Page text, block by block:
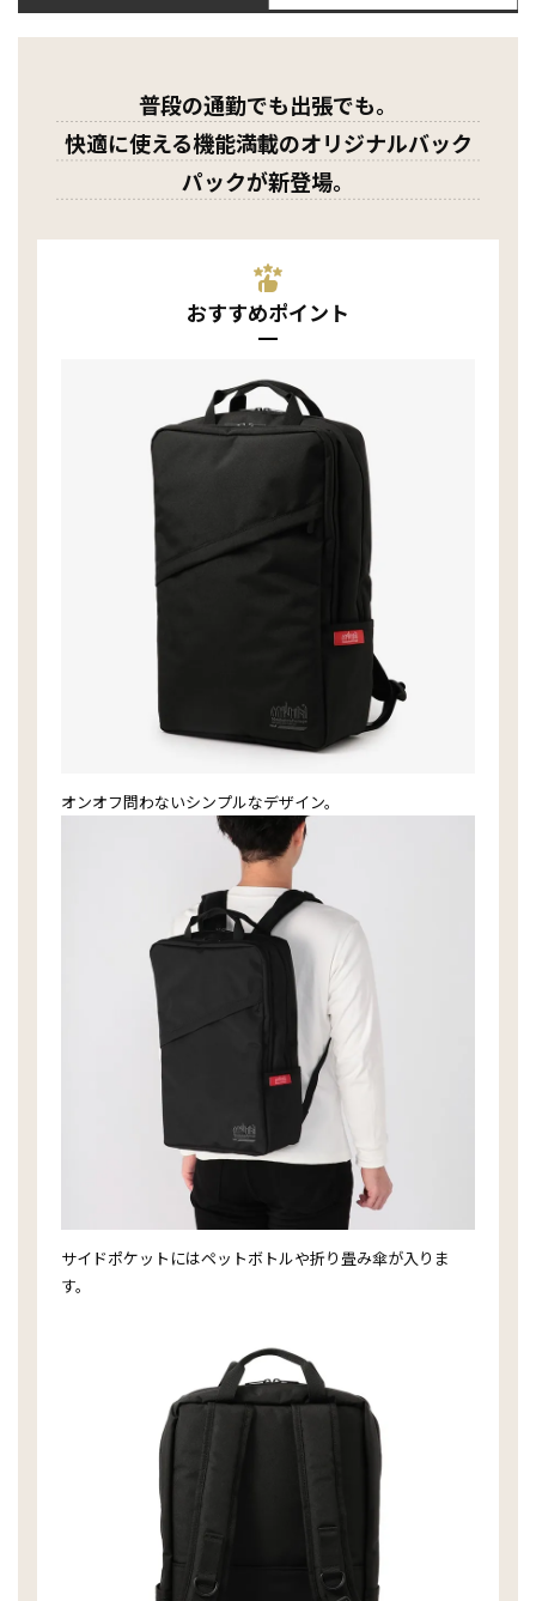
普段の通勤でも出張でも。
快適に使える機能満載のオリジナルバック
パックが新登場。
おすすめポイント
オンオフ問わないシンプルなデザイン。
サイドポケットにはペットボトルや折り畳み傘が入りま
す。